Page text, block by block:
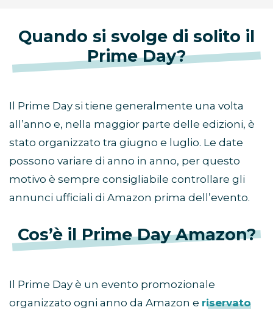
Quando si svolge di solito il
Prime Day?
Il Prime Day si tiene generalmente una volta
all’anno e, nella maggior parte delle edizioni, è
stato organizzato tra giugno e luglio. Le date
possono variare di anno in anno, per questo
motivo è sempre consigliabile controllare gli
annunci ufficiali di Amazon prima dell’evento.
Cos’è il Prime Day Amazon?
Il Prime Day è un evento promozionale
organizzato ogni anno da Amazon e riservato